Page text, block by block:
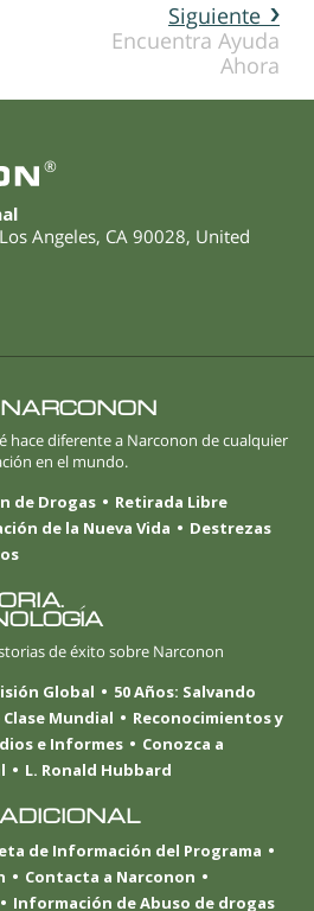
Siguiente
Encuentra Ayuda
Ahora
®
Los Angeles, CA 90028, United
hace diferente a Narconon de cualquier
en el mundo.
de Drogas
Retirada Libre
de la Nueva Vida
Destrezas
de éxito sobre Narconon
Global
50 Años: Salvando
Mundial
Reconocimientos y
e Informes
Conozca a
L. Ronald Hubbard
de Información del Programa
Contacta a Narconon
Información de Abuso de drogas